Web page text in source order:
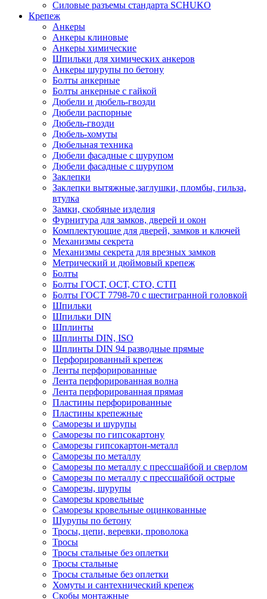
Силовые разъемы стандарта SCHUKO
Крепеж
Анкеры
Анкеры клиновые
Анкеры химические
Шпильки для химических анкеров
Анкеры шурупы по бетону
Болты анкерные
Болты анкерные с гайкой
Дюбели и дюбель-гвозди
Дюбели распорные
Дюбель-гвозди
Дюбель-хомуты
Дюбельная техника
Дюбели фасадные с шурупом
Дюбели фасадные с шурупом
Заклепки
Заклепки вытяжные,заглушки, пломбы, гильза,
втулка
Замки, скобяные изделия
Фурнитура для замков, дверей и окон
Комплектующие для дверей, замков и ключей
Механизмы секрета
Механизмы секрета для врезных замков
Метрический и дюймовый крепеж
Болты
Болты ГОСТ, ОСТ, СТО, СТП
Болты ГОСТ 7798-70 с шестигранной головкой
Шпильки
Шпильки DIN
Шплинты
Шплинты DIN, ISO
Шплинты DIN 94 разводные прямые
Перфорированный крепеж
Ленты перфорированные
Лента перфорированная волна
Лента перфорированная прямая
Пластины перфорированные
Пластины крепежные
Саморезы и шурупы
Саморезы по гипсокартону
Саморезы гипсокартон-металл
Саморезы по металлу
Саморезы по металлу с прессшайбой и сверлом
Саморезы по металлу с прессшайбой острые
Саморезы, шурупы
Саморезы кровельные
Саморезы кровельные оцинкованные
Шурупы по бетону
Тросы, цепи, веревки, проволока
Тросы
Тросы стальные без оплетки
Тросы стальные
Тросы стальные без оплетки
Хомуты и сантехнический крепеж
Скобы монтажные